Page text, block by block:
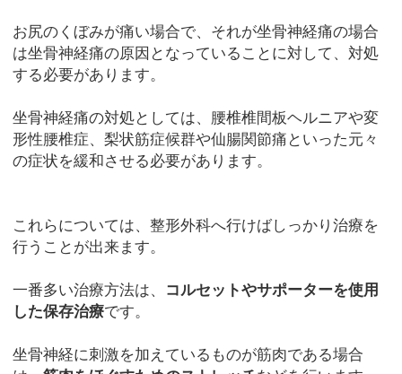
お尻のくぼみが痛い場合で、それが坐骨神経痛の場合
は坐骨神経痛の原因となっていることに対して、対処
する必要があります。
坐骨神経痛の対処としては、腰椎椎間板ヘルニアや変
形性腰椎症、梨状筋症候群や仙腸関節痛といった元々
の症状を緩和させる必要があります。
これらについては、整形外科へ行けばしっかり治療を
行うことが出来ます。
一番多い治療方法は、 コルセットやサポーターを使用
した保存治療です。
坐骨神経に刺激を加えているものが筋肉である場合